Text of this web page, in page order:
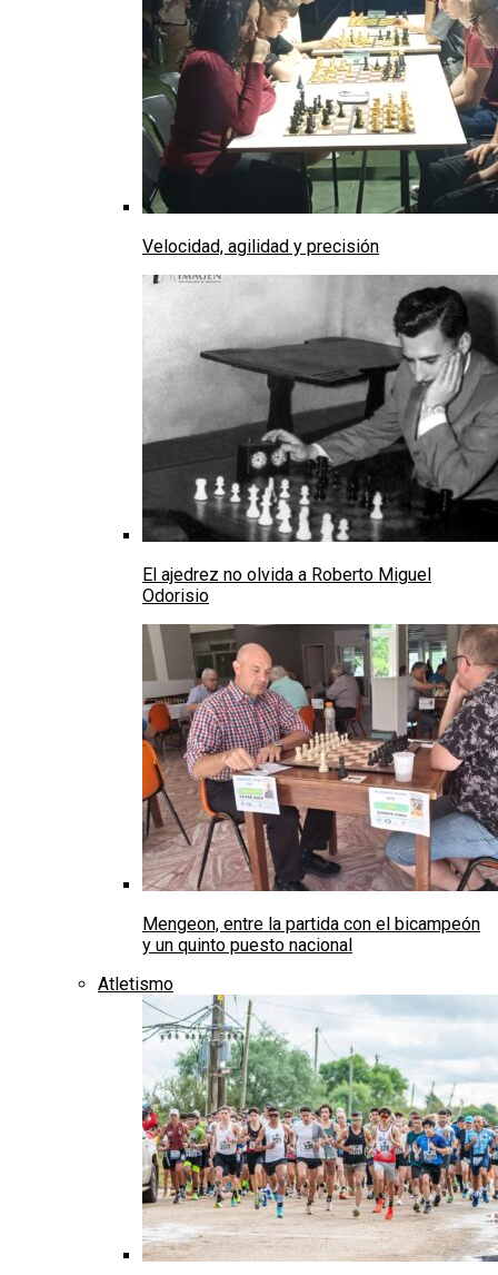
Velocidad, agilidad y precisión
El ajedrez no olvida a Roberto Miguel
Odorisio
Mengeon, entre la partida con el bicampeón
y un quinto puesto nacional
Atletismo